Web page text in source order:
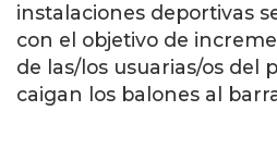
instalaciones deportivas
con el objetivo de
de las/los usuarias/os del
caigan los balones al